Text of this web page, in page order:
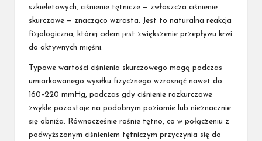
szkieletowych, ciśnienie tętnicze — zwłaszcza ciśnienie
skurczowe — znacząco wzrasta. Jest to naturalna reakcja
fizjologiczna, której celem jest zwiększenie przepływu krwi
do aktywnych mięśni.
Typowe wartości ciśnienia skurczowego mogą podczas
umiarkowanego wysiłku fizycznego wzrosnąć nawet do
160–220 mmHg, podczas gdy ciśnienie rozkurczowe
zwykle pozostaje na podobnym poziomie lub nieznacznie
się obniża. Równocześnie rośnie tętno, co w połączeniu z
podwyższonym ciśnieniem tętniczym przyczynia się do